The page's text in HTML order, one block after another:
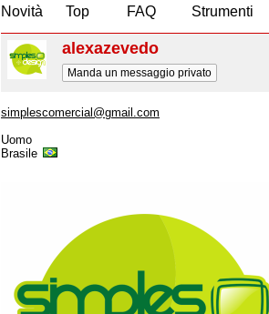
Novità
Top
FAQ
Strumenti
alexazevedo
Manda un messaggio privato
simplescomercial@gmail.com
Uomo
Brasile